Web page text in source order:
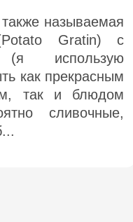
называемая
Gratin) с
использую
как прекрасным
так и блюдом
сливочные,